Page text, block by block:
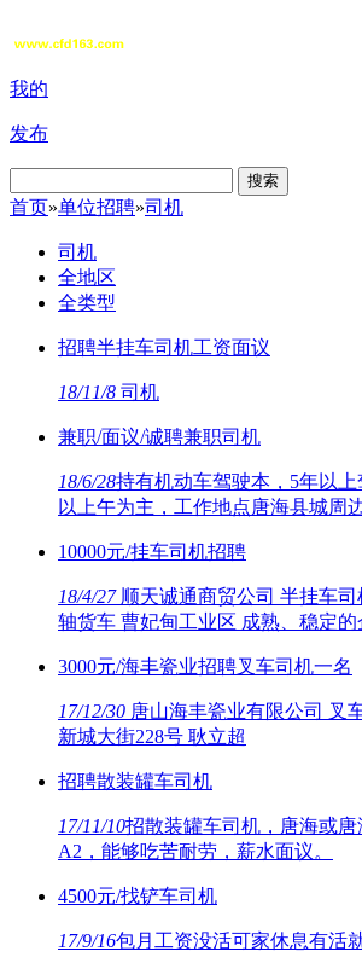
我的
发布
搜索
首页»单位招聘»司机
司机
全地区
全类型
招聘半挂车司机工资面议
18/11/8 司机
兼职/面议/诚聘兼职司机
18/6/28持有机动车驾驶本，5年以
以上午为主，工作地点唐海县城周
10000元/挂车司机招聘
18/4/27顺天诚通商贸公司 半挂车司
轴货车 曹妃甸工业区 成熟、稳定
3000元/海丰瓷业招聘叉车司机一名
17/12/30 唐山海丰瓷业有限公司 叉
新城大街228号 耿立超
招聘散装罐车司机
17/11/10招散装罐车司机，唐海或
A2，能够吃苦耐劳，薪水面议。
4500元/找铲车司机
17/9/16包月工资没活可家休息有活